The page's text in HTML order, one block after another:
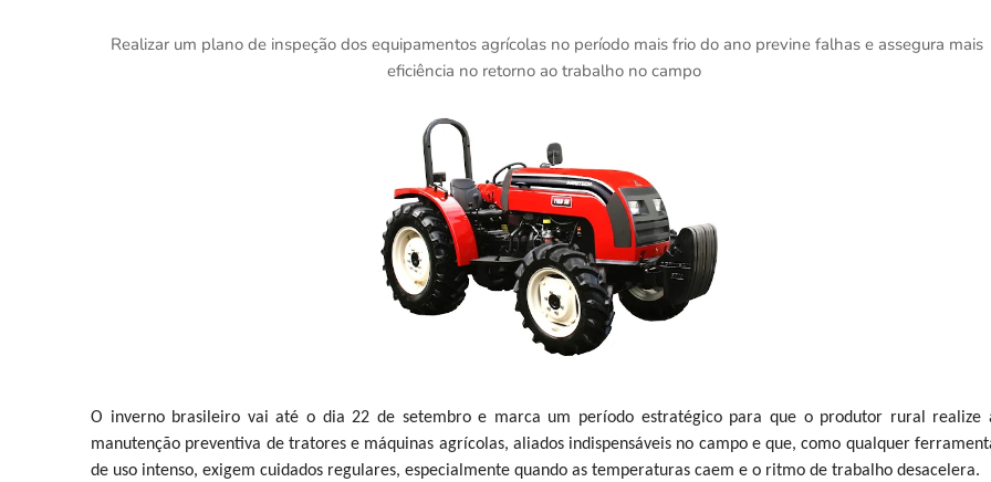
Realizar um plano de inspeção dos equipamentos agrícolas no período mais frio do ano previne falhas e assegura mais
eficiência no retorno ao trabalho no campo
O inverno brasileiro vai até o dia 22 de setembro e marca um período estratégico para que o produtor rural realize
manutenção preventiva de tratores e máquinas agrícolas, aliados indispensáveis no campo e que, como qualquer
de uso intenso, exigem cuidados regulares, especialmente quando as temperaturas caem e o ritmo de trabalho desacelera.